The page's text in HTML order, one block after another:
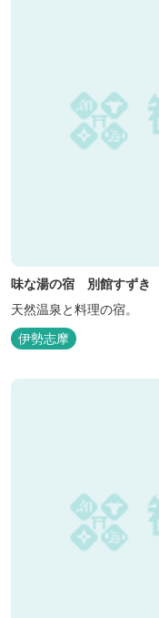
味な湯の宿 別館すずき
天然温泉と料理の宿。
伊勢志摩